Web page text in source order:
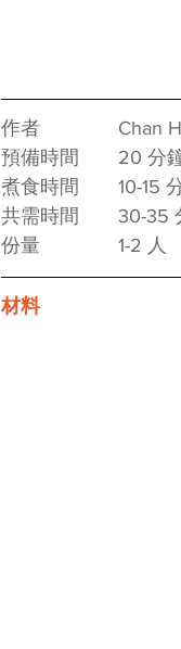
作者　　　　Chan
預備時間　　20 分
煮食時間　　10-15
共需時間　　30-35
份量　　　　1-2 人
材料